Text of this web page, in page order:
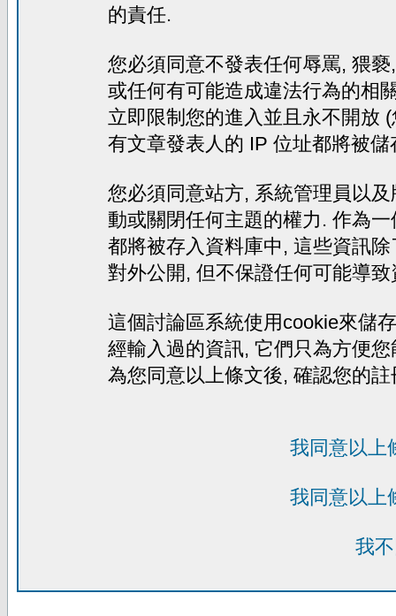
的責任.
您必須同意不發表任何辱罵, 猥
或任何有可能造成違法行為的相
立即限制您的進入並且永不開放
有文章發表人的 IP 位址都將被
您必須同意站方, 系統管理員以
動或關閉任何主題的權力. 作為
都將被存入資料庫中, 這些資訊
對外公開, 但不保證任何可能導
這個討論區系統使用cookie來儲
經輸入過的資訊, 它們只為方便
為您同意以上條文後, 確認您的
我同意以上
我同意以上
我